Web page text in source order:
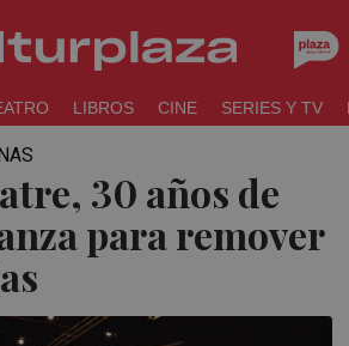
LIBROS CINE SERIES Y TV
30 años de
para remover